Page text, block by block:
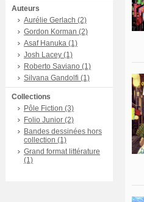
Auteurs
Aurélie Gerlach (2)
Gordon Korman (2)
Asaf Hanuka (1)
Josh Lacey (1)
Roberto Saviano (1)
Silvana Gandolfi (1)
Collections
Pôle Fiction (3)
Folio Junior (2)
Bandes dessinées hors
collection (1)
Grand format littérature
(1)